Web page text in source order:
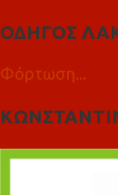
ΟΔΗΓΟΣ
Φόρτωση...